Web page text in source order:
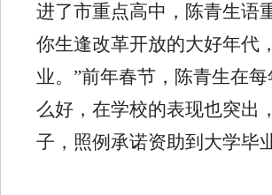
进了市重点高中，陈青生语
你生逢改革开放的大好年代
业。”前年春节，陈青生在
么好，在学校的表现也突出
子，照例承诺资助到大学毕